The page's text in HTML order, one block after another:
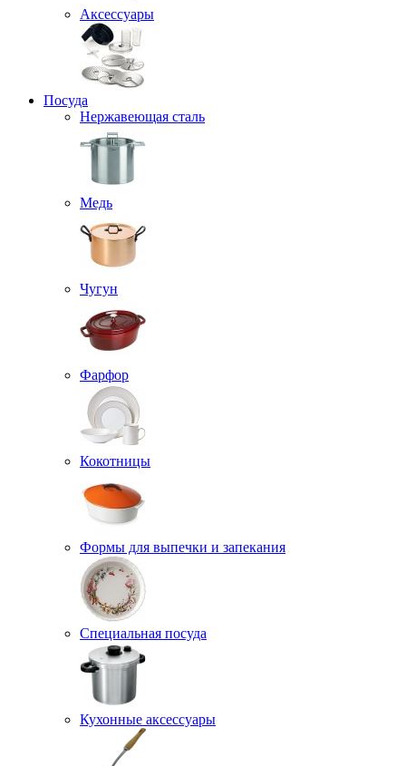
Аксессуары
Посуда
Нержавеющая сталь
Медь
Чугун
Фарфор
Кокотницы
Формы для выпечки и запекания
Специальная посуда
Кухонные аксессуары